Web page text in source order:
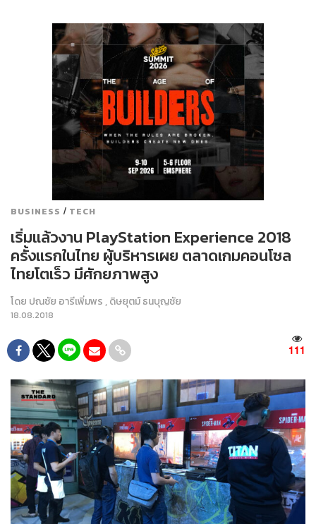
BUSINESS / TECH
เริ่มแล้วงาน PlayStation Experience 2018
ครั้งแรกในไทย ผู้บริหารเผย ตลาดเกมคอนโซล
ไทยโตเร็ว มีศักยภาพสูง
โดย ปณชัย อารีเพิ่มพร , ดิษยุตม์ ธนบุญชัย
18.08.2018
111